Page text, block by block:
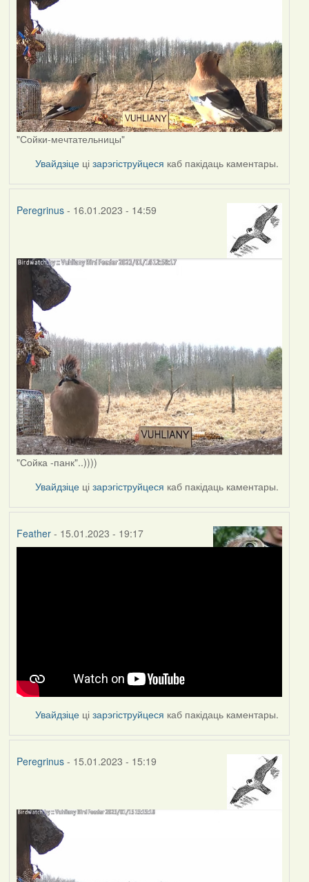
"Сойки-мечтательницы"
Увайдзіце цізарэгіструйцеся каб пакідаць каментары.
Peregrinus- 16.01.2023 - 14:59
"Сойка -панк"..))))
Увайдзіце цізарэгіструйцеся каб пакідаць каментары.
Feather- 15.01.2023 - 19:17
Увайдзіце цізарэгіструйцеся каб пакідаць каментары.
Peregrinus- 15.01.2023 - 15:19